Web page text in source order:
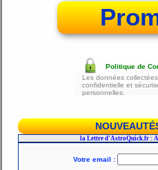
Politique de
Les données
confidentielle et
personnelles.